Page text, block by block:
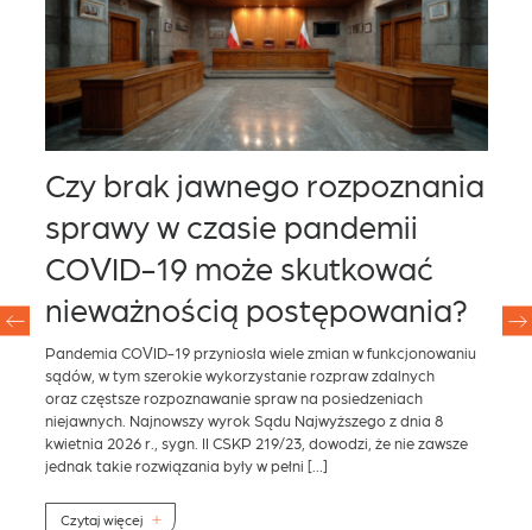
Czy brak jawnego rozpoznania
sprawy w czasie pandemii
COVID-19 może skutkować
nieważnością postępowania?
Pandemia COVID-19 przyniosła wiele zmian w funkcjonowaniu
sądów, w tym szerokie wykorzystanie rozpraw zdalnych
oraz częstsze rozpoznawanie spraw na posiedzeniach
niejawnych. Najnowszy wyrok Sądu Najwyższego z dnia 8
kwietnia 2026 r., sygn. II CSKP 219/23, dowodzi, że nie zawsze
jednak takie rozwiązania były w pełni […]
Czytaj więcej